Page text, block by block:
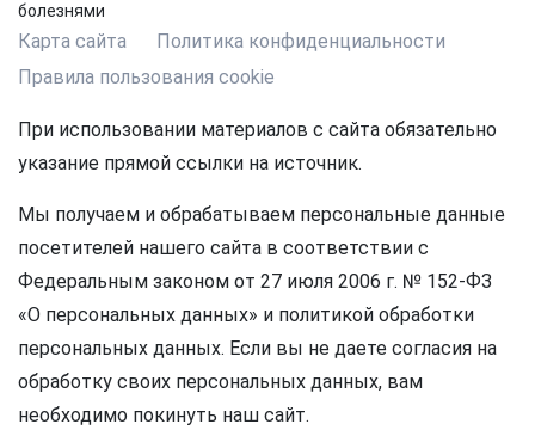
болезнями
Карта сайта
Политика конфиденциальности
Правила пользования cookie
При использовании материалов с сайта обязательно
указание прямой ссылки на источник.
Мы получаем и обрабатываем персональные данные
посетителей нашего сайта в соответствии с
Федеральным законом от 27 июля 2006 г. № 152-ФЗ
«О персональных данных» и политикой обработки
персональных данных. Если вы не даете согласия на
обработку своих персональных данных, вам
необходимо покинуть наш сайт.